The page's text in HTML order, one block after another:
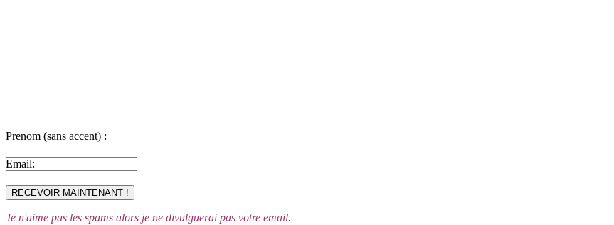
Prenom (sans accent) :
Email:
Je n'aime pas les spams alors je ne divulguerai pas votre email.